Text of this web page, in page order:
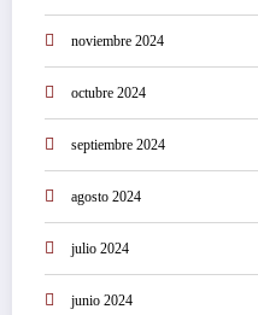
noviembre 2024
octubre 2024
septiembre 2024
agosto 2024
julio 2024
junio 2024